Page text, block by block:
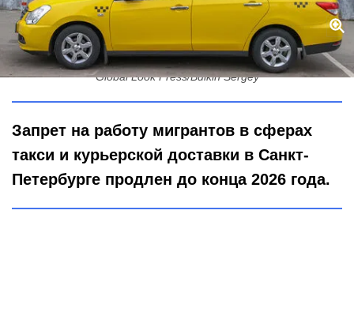
Почему в Санкт-Петербурге запретили работать мигрантам?
Global Look Press/Bulkin Sergey
Запрет на работу мигрантов в сферах
такси и курьерской доставки в Санкт-
Петербурге продлен до конца 2026 года.